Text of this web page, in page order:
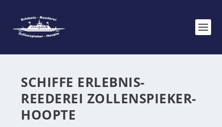
SCHIFFE ERLEBNIS-
REEDEREI ZOLLENSPIEKER-
HOOPTE